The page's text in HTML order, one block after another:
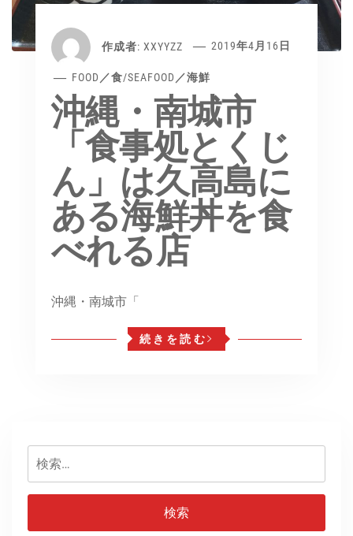
作成者: XXYYZZ 2019年4月16日
FOOD／食/SEAFOOD／海鮮
沖縄・南城市
「食事処とくじ
ん」は久高島に
ある海鮮丼を食
べれる店
沖縄・南城市「
続きを読む
索: